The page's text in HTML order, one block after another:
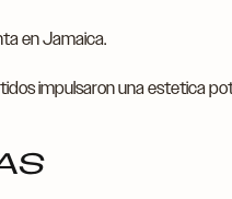
en Jamaica.
impulsaron una estetica